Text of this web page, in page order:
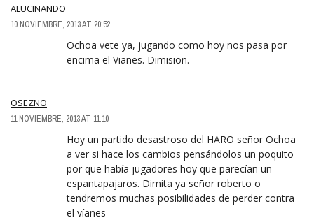
ALUCINANDO
10 NOVIEMBRE, 2013 AT 20:52
Ochoa vete ya, jugando como hoy nos pasa por
encima el Vianes. Dimision.
OSEZNO
11 NOVIEMBRE, 2013 AT 11:10
Hoy un partido desastroso del HARO señor Ochoa
a ver si hace los cambios pensándolos un poquito
por que había jugadores hoy que parecían un
espantapajaros. Dimita ya señor roberto o
tendremos muchas posibilidades de perder contra
el víanes